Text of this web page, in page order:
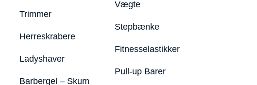
Trimmer
Herreskrabere
Ladyshaver
Barbergel – Skum
Vægte
Stepbænke
Fitnesselastikker
Pull-up Barer